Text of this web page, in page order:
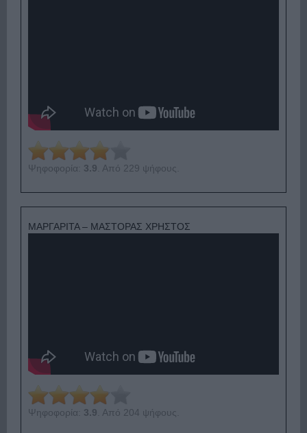
Ψηφοφορία: 3.9 . Από 229 ψήφους.
ΜΑΡΓΑΡΙΤΑ – ΜΑΣΤΟΡΑΣ ΧΡΗΣΤΟΣ
Ψηφοφορία: 3.9 . Από 204 ψήφους.